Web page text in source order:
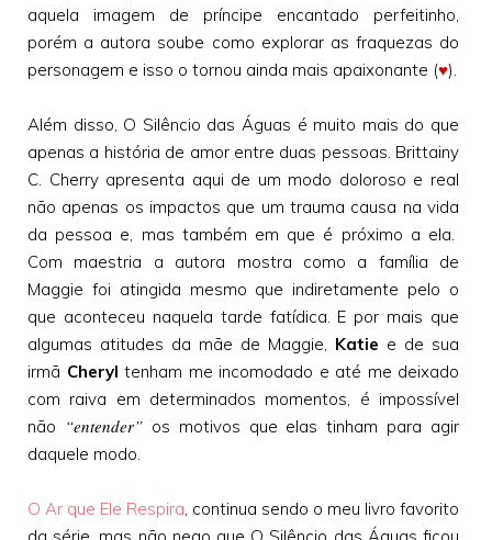
aquela imagem de príncipe encantado perfeitinho,
porém a autora soube como explorar as fraquezas do
personagem e isso o tornou ainda mais apaixonante (♥).
Além disso, O Silêncio das Águas é muito mais do que
apenas a história de amor entre duas pessoas. Brittainy
C. Cherry apresenta aqui de um modo doloroso e real
não apenas os impactos que um trauma causa na vida
da pessoa e, mas também em que é próximo a ela.
Com maestria a autora mostra como a família de
Maggie foi atingida mesmo que indiretamente pelo o
que aconteceu naquela tarde fatídica. E por mais que
algumas atitudes da mãe de Maggie, Katie e de sua
irmã Cheryl tenham me incomodado e até me deixado
com raiva em determinados momentos, é impossível
não “entender”os motivos que elas tinham para agir
daquele modo.
O Ar que Ele Respira, continua sendo o meu livro favorito